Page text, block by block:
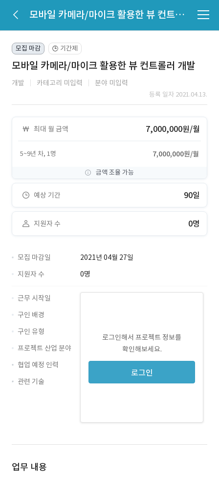
모바일 카메라/마이크 활용한 뷰 컨트롤러 개발
모집 마감 🕒 기간제
모바일 카메라/마이크 활용한 뷰 컨트롤러 개발
개발 카테고리 미입력 분야 미입력
등록 일자 2021.04.13.
최대 월 금액 7,000,000원/월
5~9년 차, 1명 7,000,000원/월
금액 조율 가능
예상 기간 90일
지원자 수 0명
모집 마감일
2021년 04월 27일
지원자 수
0명
로그인해서 프로젝트 정보를
확인해보세요.
로그인
근무 시작일
구인 배경
구인 유형
프로젝트 산업 분야
협업 예정 인력
관련 기술
OpenCV · 경력 무관
업무 내용